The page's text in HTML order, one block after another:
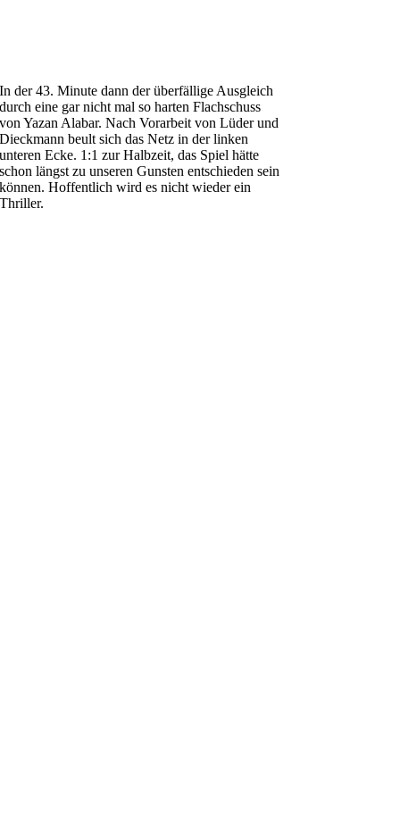
In der 43. Minute dann der überfällige Ausgleich
durch eine gar nicht mal so harten Flachschuss
von Yazan Alabar. Nach Vorarbeit von Lüder und
Dieckmann beult sich das Netz in der linken
unteren Ecke. 1:1 zur Halbzeit, das Spiel hätte
schon längst zu unseren Gunsten entschieden sein
können. Hoffentlich wird es nicht wieder ein
Thriller.